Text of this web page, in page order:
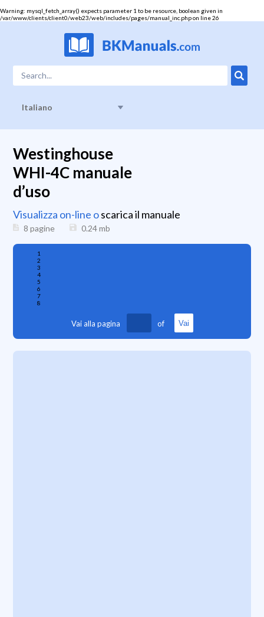
Warning: mysql_fetch_array() expects parameter 1 to be resource, boolean given in
/var/www/clients/client0/web23/web/includes/pages/manual_inc.phpon line26
Italiano
Westinghouse
WHI-4C manuale
d’uso
Visualizza on-line oscarica il manuale
8 pagine 0.24mb
1
2
3
4
5
6
7
8
Vai alla pagina of Vai